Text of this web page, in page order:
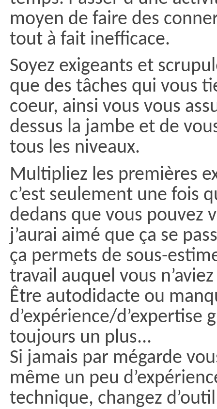
moyen de faire des
tout à fait inefficace.
Soyez exigeants et
que des tâches qui vous
coeur, ainsi vous vous
dessus la jambe et de
tous les niveaux.
Multipliez les premières
c’est seulement une fois
dedans que vous pouvez
j’aurai aimé que ça se
ça permets de sous-
travail auquel vous
Être autodidacte ou
d’expérience/d’expertise
toujours un plus...
Si jamais par mégarde
même un peu
technique, changez